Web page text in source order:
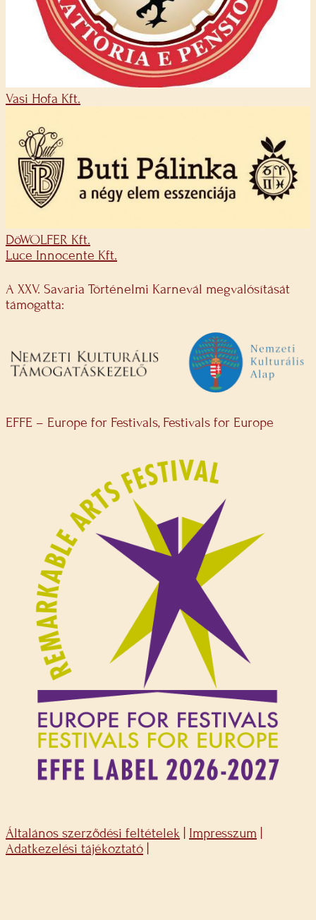
Vasi Hofa Kft.
DöWOLFER Kft.
Luce Innocente Kft.
A XXV. Savaria Történelmi Karnevál megvalósítását
támogatta:
EFFE – Europe for Festivals, Festivals for Europe
Általános szerződési feltételek Impresszum
Adatkezelési tájékoztató